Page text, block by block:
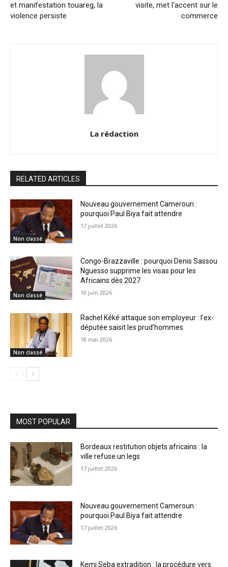
et manifestation touareg, la
violence persiste
visite, met l'accent sur le
commerce
La rédaction
RELATED ARTICLES
Non classé
Nouveau gouvernement Cameroun :
pourquoi Paul Biya fait attendre
17 juillet 2026
Non classé
Congo-Brazzaville : pourquoi Denis Sassou
Nguesso supprime les visas pour les
Africains dès 2027
10 juin 2026
Non classé
Rachel Kéké attaque son employeur : l’ex-
députée saisit les prud’hommes
18 mai 2026
MOST POPULAR
Bordeaux restitution objets africains : la
ville refuse un legs
17 juillet 2026
Nouveau gouvernement Cameroun :
pourquoi Paul Biya fait attendre
17 juillet 2026
Kemi Seba extradition : la procédure vers